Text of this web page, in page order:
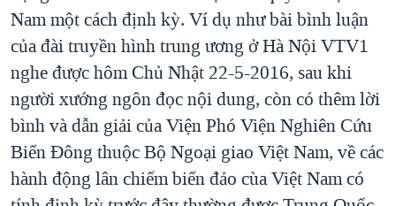
Nam một cách định kỳ. Ví dụ như bài bình luận
của đài truyền hình trung ương ở Hà Nội VTV1
nghe được hôm Chủ Nhật 22-5-2016, sau khi
người xướng ngôn đọc nội dung, còn có thêm lời
bình và dẫn giải của Viện Phó Viện Nghiên Cứu
Biển Đông thuộc Bộ Ngoại giao Việt Nam, về các
hành động lân chiếm biển đảo cùa Việt Nam có